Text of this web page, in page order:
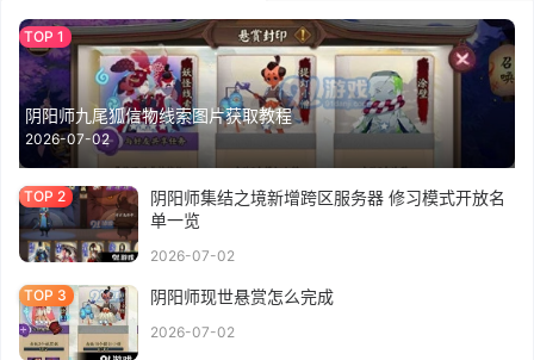
阴阳师九尾狐信物线索图片获取教程
2026-07-02
阴阳师集结之境新增跨区服务器 修习模式开放名
单一览
2026-07-02
阴阳师现世悬赏怎么完成
2026-07-02